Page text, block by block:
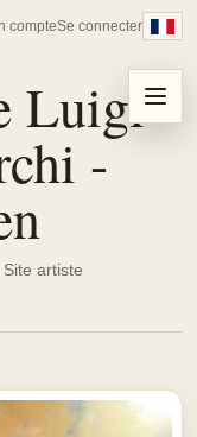
compteSe connecter
Luigi
-
artiste
Menu